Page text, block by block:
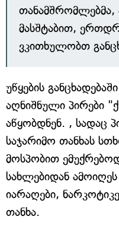
თანამშრომლებმა,
მასშტაბით,
ვკითხულობთ
უწყების
აღნიშნული პირები
აწყობდნენ. , სადაც
საჯარიმო თანხას
მოსპობით
სახლებიდან
იარაღები,
თანხა.